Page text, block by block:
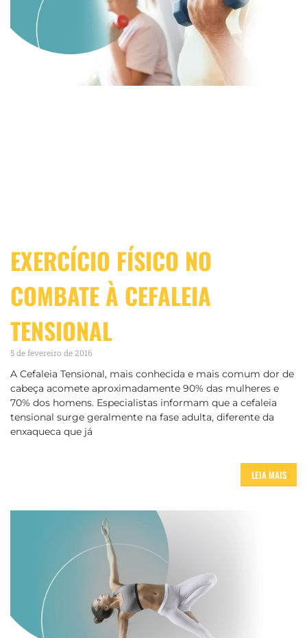
EXERCÍCIO FÍSICO NO
COMBATE À CEFALEIA
TENSIONAL
5 de fevereiro de 2016
A Cefaleia Tensional, mais conhecida e mais comum dor de
cabeça acomete aproximadamente 90% das mulheres e
70% dos homens. Especialistas informam que a cefaleia
tensional surge geralmente na fase adulta, diferente da
enxaqueca que já
LEIA MAIS